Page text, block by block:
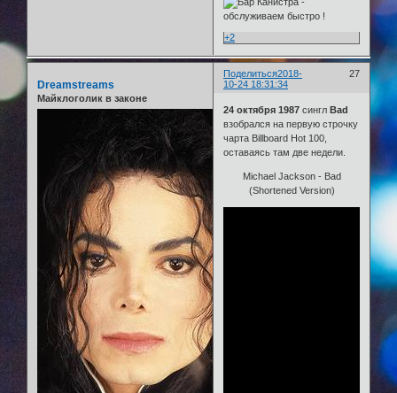
+2
Поделиться 27
2018-
10-24 18:31:34
Dreamstreams
Майклоголик в законе
24 октября 1987 сингл Bad
взобрался на первую строчку
чарта Billboard Hot 100,
оставаясь там две недели.
Michael Jackson - Bad
(Shortened Version)